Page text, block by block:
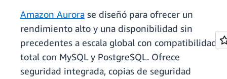
Amazon Aurora se diseñó para ofrecer un
rendimiento alto y una disponibilidad sin
precedentes a escala global con compatibilidad
total con MySQL y PostgreSQL. Ofrece
seguridad integrada, copias de seguridad